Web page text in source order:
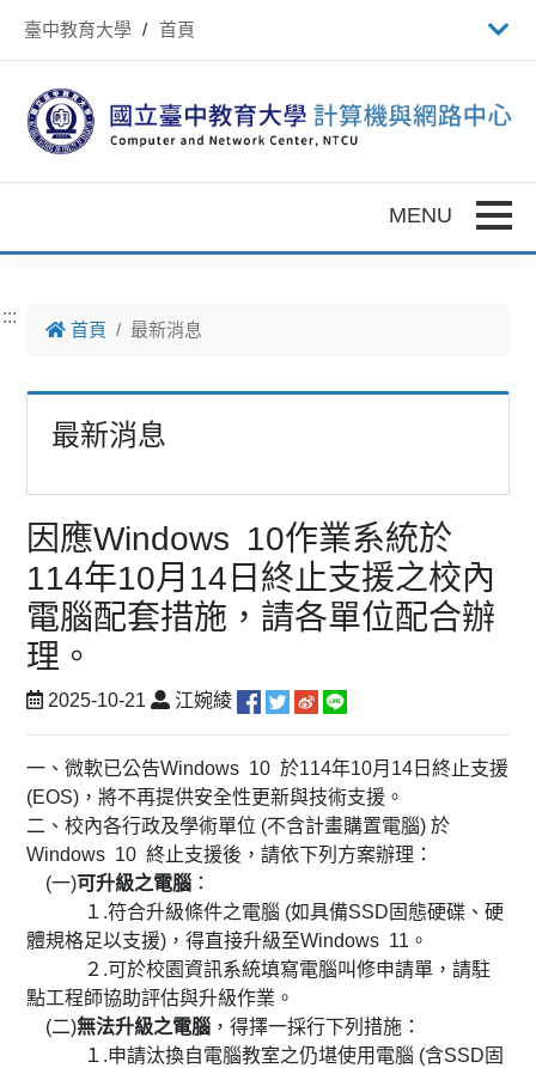
臺中教育大學 首頁
:::
首頁 最新消息
最新消息
因應Windows 10作業系統於
114年10月14日終止支援之校內
電腦配套措施，請各單位配合辦
理。
2025-10-21 江婉綾
一、微軟已公告Windows 10 於114年10月14日終止支援
(EOS)，將不再提供安全性更新與技術支援。
二、校內各行政及學術單位 (不含計畫購置電腦) 於
Windows 10 終止支援後，請依下列方案辦理：
(一)可升級之電腦 ：
１.符合升級條件之電腦 (如具備SSD固態硬碟、硬
體規格足以支援)，得直接升級至Windows 11。
２.可於校園資訊系統填寫電腦叫修申請單，請駐
點工程師協助評估與升級作業。
(二)無法升級之電腦 ，得擇一採行下列措施：
１.申請汰換自電腦教室之仍堪使用電腦 (含SSD固